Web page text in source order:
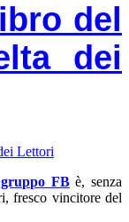
del
dei
gruppo FBè, senza
fresco vincitore del